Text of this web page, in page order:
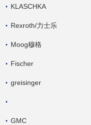
KLASCHKA
Rexroth/力士乐
Moog穆格
Fischer
greisinger
GMC